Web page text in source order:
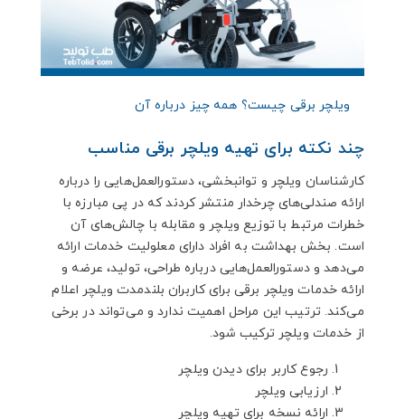
ویلچر برقی چیست؟ همه چیز درباره آن
چند نکته برای تهیه ویلچر برقی مناسب
کارشناسان ویلچر و توانبخشی، دستورالعمل‌هایی را درباره
ارائه صندلی‌های چرخدار منتشر کردند که در پی مبارزه با
خطرات مرتبط با توزیع ویلچر و مقابله با چالش‌های آن
است. بخش بهداشت به افراد دارای معلولیت خدمات ارائه
می‌دهد و دستورالعمل‌هایی درباره طراحی، تولید، عرضه و
ارائه خدمات ویلچر برقی برای کاربران بلندمدت ویلچر اعلام
می‌کند. ترتیب این مراحل اهمیت ندارد و می‌تواند در برخی
از خدمات ویلچر ترکیب شود.
رجوع کاربر برای دیدن ویلچر
ارزیابی ویلچر
ارائه نسخه برای تهیه ویلچر